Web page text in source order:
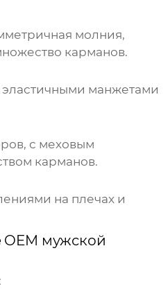
молния,
карманов.
эластичными манжетами
с меховым
карманов.
на плечах и
OEM мужской